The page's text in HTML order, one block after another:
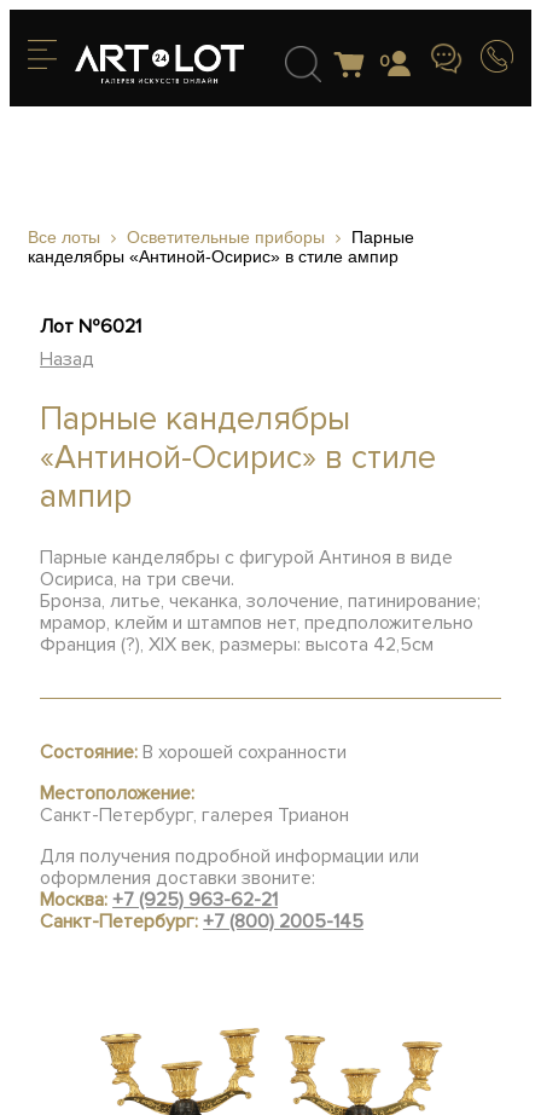
0
Все лоты Осветительные приборы
Парные
канделябры «Антиной-Осирис» в стиле ампир
Лот №6021
Назад
Парные канделябры
«Антиной-Осирис» в стиле
ампир
Парные канделябры с фигурой Антиноя в виде
Осириса, на три свечи.
Бронза, литье, чеканка, золочение, патинирование;
мрамор, клейм и штампов нет, предположительно
Франция (?), XIX век, размеры: высота 42,5см
Состояние: В хорошей сохранности
Местоположение:
Санкт-Петербург, галерея Трианон
Для получения подробной информации или
оформления доставки звоните:
Москва:+7 (925) 963-62-21
Санкт-Петербург:+7 (800) 2005-145